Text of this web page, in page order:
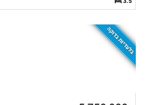
בלעדיות בדוקה